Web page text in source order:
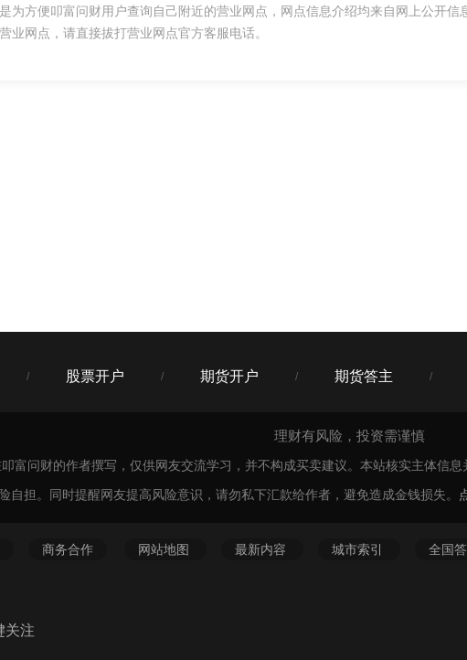
为方便叩富问财用户查询自己附近的营业网点，网点信息介绍均来自网上公开信
业网点，请直接拔打营业网点官方客服电话。
/ 股票开户 / 期货开户 / 期货答主 /
理财有风险，投资需谨慎
富问财的作者撰写，仅供网友交流学习，并不构成买卖建议。本站核实主体信
自担。同时提醒网友提高风险意识，请勿私下汇款给作者，避免造成金钱损失。
商务合作 网站地图 最新内容 城市索引 全国
关注